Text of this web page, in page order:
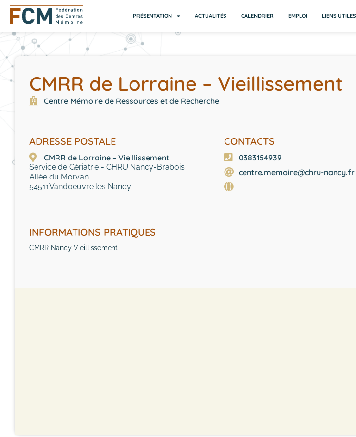
PRÉSENTATION ACTUALITÉS CALENDRIER EMPLOI LIENS UTILES
CMRR de Lorraine – Vieillissement
Centre Mémoire de Ressources et de Recherche
ADRESSE POSTALE
CMRR de Lorraine – Vieillissement
Service de Gériatrie - CHRU Nancy-Brabois
Allée du Morvan
54511Vandoeuvre les Nancy
CONTACTS
0383154939
centre.memoire@chru-nancy.fr
INFORMATIONS PRATIQUES
CMRR Nancy Vieillissement